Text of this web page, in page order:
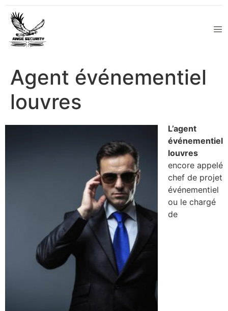
Agent événementiel
louvres
L’agent
événementiel
louvres
encore appelé
chef de projet
événementiel
ou le chargé
de